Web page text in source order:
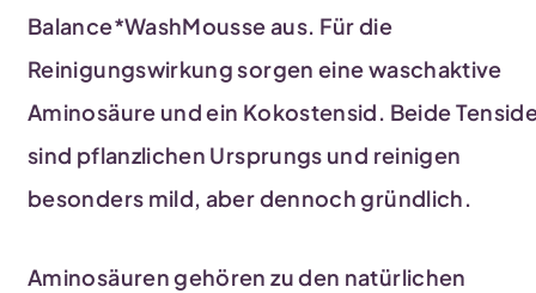
Balance*WashMousse aus. Für die
Reinigungswirkung sorgen eine waschaktive
Aminosäure und ein Kokostensid. Beide
sind pflanzlichen Ursprungs und reinigen
besonders mild, aber dennoch gründlich.
Aminosäuren gehören zu den natürlichen